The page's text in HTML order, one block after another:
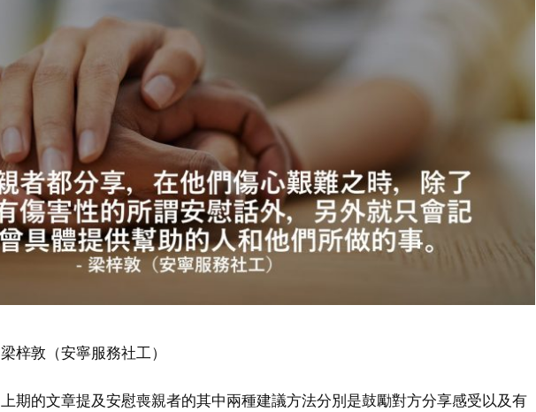
梁梓敦（安寧服務社工）
上期的文章提及安慰喪親者的其中兩種建議方法分別是鼓勵對方分享感受以及有